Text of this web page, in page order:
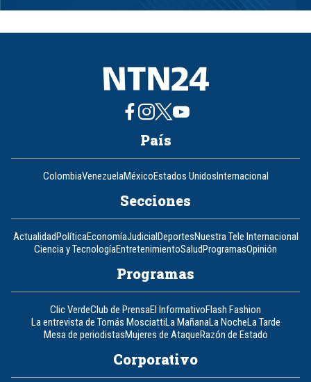
1
8
País
ColombiaVenezuelaMéxicoEstados UnidosInternacional
Secciones
ActualidadPolíticaEconomíaJudicialDeportesNuestra Tele Internacional
Ciencia y TecnologíaEntretenimientoSaludProgramasOpinión
Programas
Clic VerdeClub de PrensaEl InformativoFlash Fashion
La entrevista de Tomás MosciattiLa MañanaLa NocheLa Tarde
Mesa de periodistasMujeres de AtaqueRazón de Estado
Corporativo